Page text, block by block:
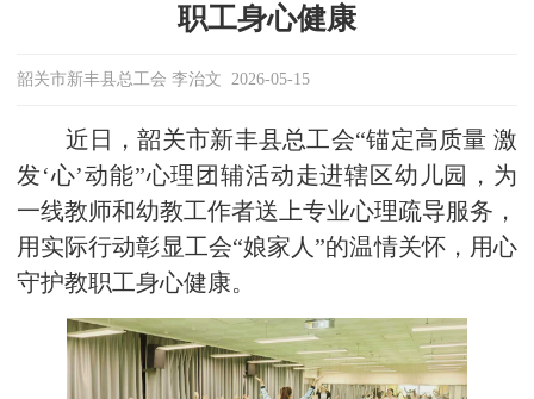
职工身心健康
韶关市新丰县总工会 李治文 2026-05-15
近日，韶关市新丰县总工会“锚定高质量 激
发‘心’动能”心理团辅活动走进辖区幼儿园，为
一线教师和幼教工作者送上专业心理疏导服务，
用实际行动彰显工会“娘家人”的温情关怀，用心
守护教职工身心健康。